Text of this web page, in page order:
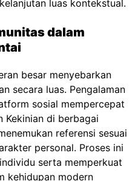
luas kontekstual.
dalam
besar menyebarkan
secara luas. Pengalaman
sosial mempercepat
Kekinian di berbagai
referensi sesuai
personal. Proses ini
serta memperkuat
kehidupan modern